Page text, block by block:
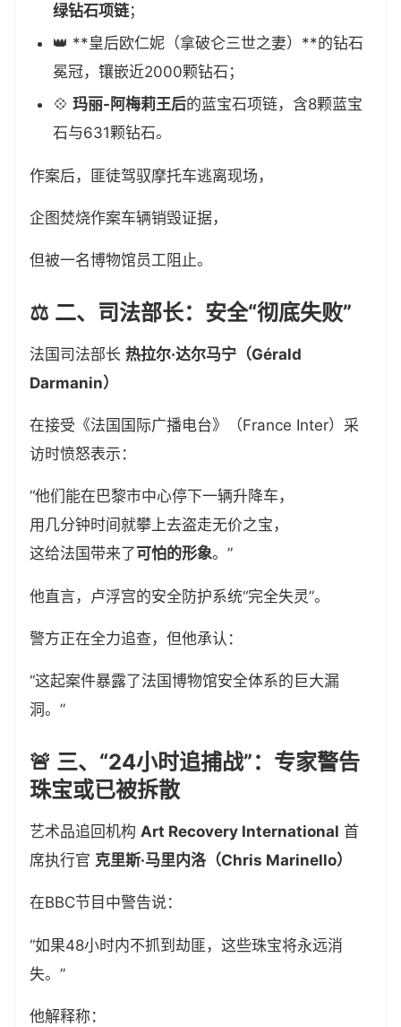
绿钻石项链；
👑 **皇后欧仁妮（拿破仑三世之妻）**的钻石
冕冠，镶嵌近2000颗钻石；
💠 玛丽-阿梅莉王后的蓝宝石项链，含8颗蓝宝
石与631颗钻石。
作案后，匪徒驾驭摩托车逃离现场，
企图焚烧作案车辆销毁证据，
但被一名博物馆员工阻止。
⚖️ 二、司法部长：安全“彻底失败”
法国司法部长 热拉尔·达尔马宁（Gérald
Darmanin）
在接受《法国国际广播电台》（France Inter）采
访时愤怒表示：
“他们能在巴黎市中心停下一辆升降车，
用几分钟时间就攀上去盗走无价之宝，
这给法国带来了可怕的形象。”
他直言，卢浮宫的安全防护系统“完全失灵”。
警方正在全力追查，但他承认：
“这起案件暴露了法国博物馆安全体系的巨大漏
洞。”
🚨 三、“24小时追捕战”：专家警告
珠宝或已被拆散
艺术品追回机构 Art Recovery International 首
席执行官 克里斯·马里内洛（Chris Marinello）
在BBC节目中警告说：
“如果48小时内不抓到劫匪，这些珠宝将永远消
失。”
他解释称：